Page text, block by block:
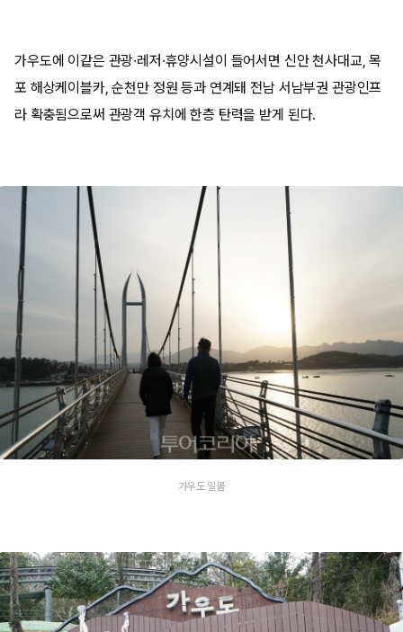
가우도에 이같은 관광·레저·휴양시설이 들어서면 신안 천사대교, 목
포 해상케이블카, 순천만 정원 등과 연계돼 전남 서남부권 관광인프
라 확충됨으로써 관광객 유치에 한층 탄력을 받게 된다.
가우도 일몰